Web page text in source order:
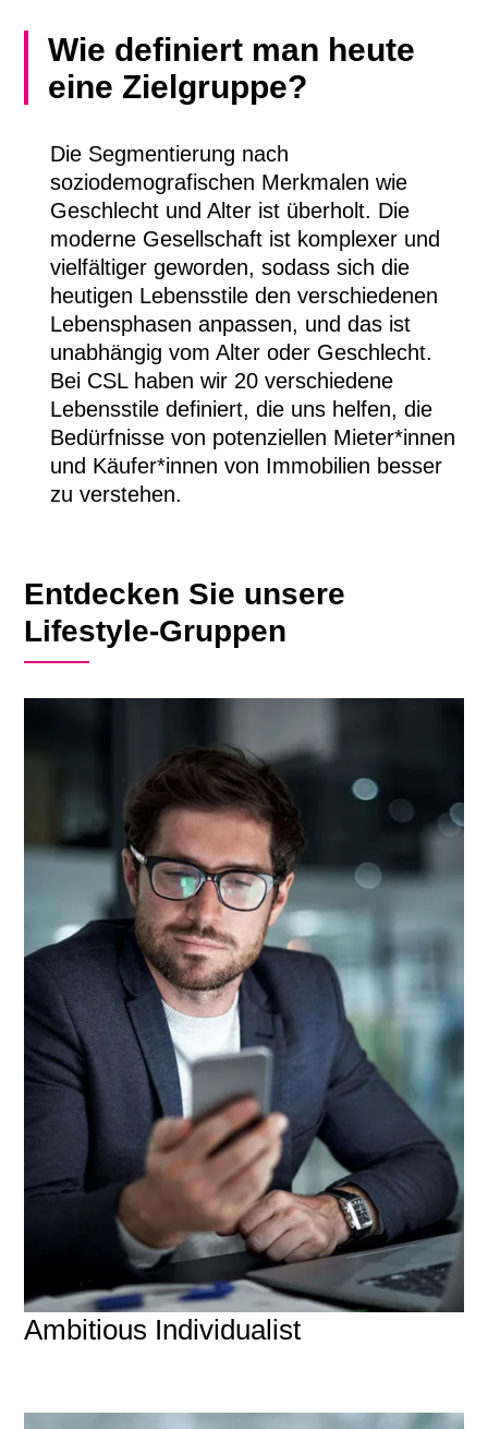
Wie definiert man heute
eine Zielgruppe?
Die Segmentierung nach
soziodemografischen Merkmalen wie
Geschlecht und Alter ist überholt. Die
moderne Gesellschaft ist komplexer und
vielfältiger geworden, sodass sich die
heutigen Lebensstile den verschiedenen
Lebensphasen anpassen, und das ist
unabhängig vom Alter oder Geschlecht.
Bei CSL haben wir 20 verschiedene
Lebensstile definiert, die uns helfen, die
Bedürfnisse von potenziellen Mieter*innen
und Käufer*innen von Immobilien besser
zu verstehen.
Entdecken Sie unsere
Lifestyle-Gruppen
Ambitious Individualist